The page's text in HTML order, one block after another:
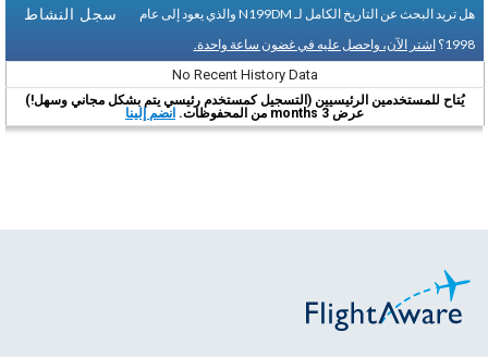
سجل النشاط
هل تريد البحث عن التاريخ الكامل لـ N199DM والذي يعود إلى عام
1998؟ اشتر الآن، واحصل عليه في غضون ساعة واحدة.
No Recent History Data
يُتاح للمستخدمين الرئيسيين (التسجيل كمستخدم رئيسي يتم بشكل مجاني وسهل!)
عرض 3 months من المحفوظات.
انضم إلينا